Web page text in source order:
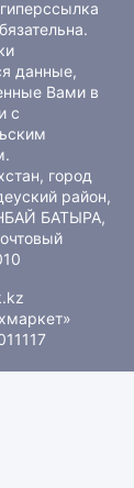
данные,
Вами в
с
.
город
район,
БАТЫРА,